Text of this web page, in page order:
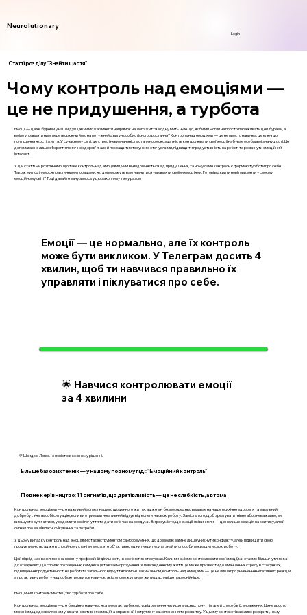
Neurolutionary
Login
Статті розділу "Знайти щастя"
Чому контроль над емоціями —
це не придушення, а турбота
Емоції — це як буревій у нашій душі, який може змінити напрямок нашого життя в одну мить. Але що, якби ми могли не просто переживати цей буревій, а
вміло управляти ним, перетворюючи його на потужний двигун особистісного зростання? Контроль над емоціями — це не просто навичка, це ключ до
поліпшення якості життя. У сучасному світі, де стрес і невизначеність стали нормою, здатність контролювати свої емоції набуває особливої значущості. Це
допомагає не лише зберегти психічне здоров'я, але й покращити стосунки з оточуючими, підвищити продуктивність на роботі та розвинути емоційний
інтелект.
У цій статті ми розглянемо, що таке контроль над емоціями, чим він відрізняється від придушення, та чому саме контроль є формою турботи про себе.
Також ми поділимося практичними порадами, які допоможуть вам навчитися управляти своїми емоціями. Готові відкрити нові горизонти у своєму
емоційному світі? Тоді давайте зануримось у цю захопливу тему разом
Емоції — це нормально, але їх контроль
може бути викликом. У Телеграм досить 4
хвилин, щоб ти навчився правильно їх
управляти і піклуватися про себе.
🌟 Навчися контролювати емоції
за 4 хвилини
💛 Швидко. Легко. І з ясністю в кожному рішенні.
Більше базових технік — у нашому повному гіді: "Емоційний контроль"
Повне керівництво: 11 сигналів, що дратівливість — це не слабкість, а втома
Контроль над емоціями — це важливий аспект нашого щоденного життя, адже він безпосередньо впливає на наше психічне здоров'я та загальний
добробут. Уявіть собі ситуацію, коли ви отримали негативний відгук від колеги на свою роботу. Замість того, щоб зреагувати гнівно або зневажливо, ви
вирішуєте зупинитися, усвідомити свої почуття та дати собі час на роздуми. Ви розумієте, що емоції, які виникли, — це не лише реакція на критику, але й
сигнал про ваші власні очікування та потреби.
У цьому випадку контроль над емоціями стає інструментом саморозуміння, що дозволяє вам не лише уникнути конфлікту, але й підвищити свою
продуктивність, адже в спокійному стані ви зможете об'єктивно оцінити критику та знайти способи покращити свою роботу.
Цей підхід має важливе значення і у професійній діяльності, і в особистих стосунках. Коли ми вміємо контролювати свої емоції, ми стаємо більш чутливими
до оточуючих, що сприяє покращенню комунікації та взаєморозуміння. У повсякденному житті це може призвести до зменшення стресу в стосунках,
підвищення продуктивності на роботі та загального відчуття гармонії. Таким чином, контроль над емоціями — це не лише про уникнення негативних реакцій,
а про активну роботу над собою і розвиток навичок, які допоможуть нам жити щасливіше і гармонійніше.
Емоційний контроль: мистецтво турботи про себе
Контроль над емоціями — це безцінна навичка, яка вимагає глибокого усвідомлення не лише власних почуттів, але й способів їх вираження. Це не просто
механізм, що дозволяє нам уникати негативних емоцій, а справжній інструмент самопізнання та розвитку. У цьому контексті важливо розкрити, чому